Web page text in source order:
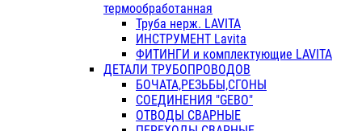
термообработанная
Труба нерж. LAVITA
ИНСТРУМЕНТ Lavita
ФИТИНГИ и комплектующие LAVITA
ДЕТАЛИ ТРУБОПРОВОДОВ
БОЧАТА,РЕЗЬБЫ,СГОНЫ
СОЕДИНЕНИЯ "GEBO"
ОТВОДЫ СВАРНЫЕ